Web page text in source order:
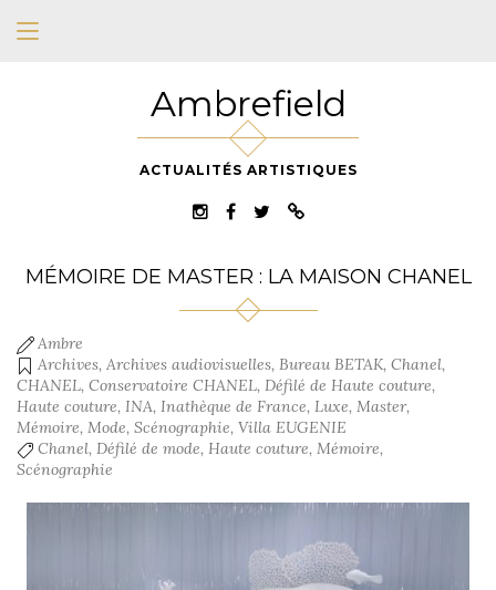
Ambrefield
ACTUALITÉS ARTISTIQUES
MÉMOIRE DE MASTER : LA MAISON CHANEL
Ambre
Archives, Archives audiovisuelles, Bureau BETAK, Chanel,
CHANEL, Conservatoire CHANEL, Défilé de Haute couture,
Haute couture, INA, Inathèque de France, Luxe, Master,
Mémoire, Mode, Scénographie, Villa EUGENIE
Chanel, Défilé de mode, Haute couture, Mémoire,
Scénographie